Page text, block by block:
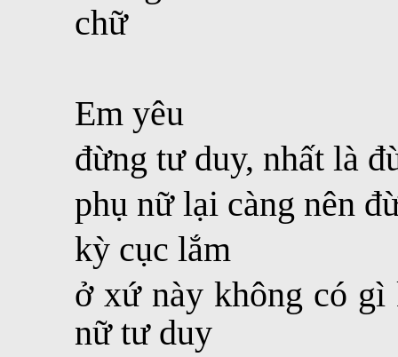
chữ
Em yêu
đừng tư duy, nhất là
phụ nữ lại càng nên
kỳ cục lắm
ở xứ này không có
nữ tư duy